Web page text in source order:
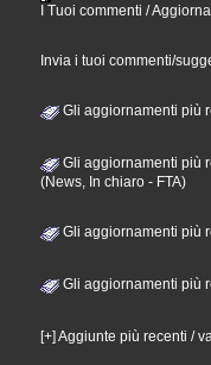
I Tuoi commenti /
Invia i tuoi commenti/
Gli aggiornamenti più
Gli aggiornamenti più
(News, In chiaro - FTA)
Gli aggiornamenti più
Gli aggiornamenti più
[+] Aggiunte più recenti /